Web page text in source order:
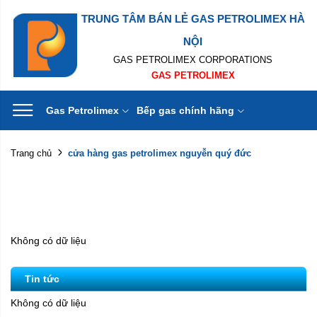
TRUNG TÂM BÁN LẺ GAS PETROLIMEX HÀ
NỘI
GAS PETROLIMEX CORPORATIONS
GAS PETROLIMEX
Gas Petrolimex Bếp gas chính hãng
Trang chủ cửa hàng gas petrolimex nguyễn quý đức
Không có dữ liệu
Tin tức
Không có dữ liệu